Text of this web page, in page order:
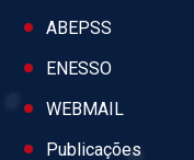
ABEPSS
ENESSO
WEBMAIL
Publicações